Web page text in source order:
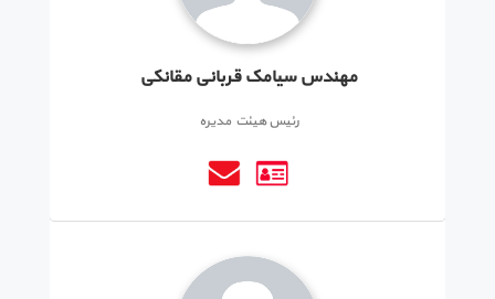
مهندس سیامک قربانی مقانکی
رئیس هیئت مدیره